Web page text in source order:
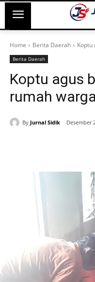
Home Berita Daerah Koptu
Berita Daerah
Koptu agus
rumah
By Jurnal Sidik Desember